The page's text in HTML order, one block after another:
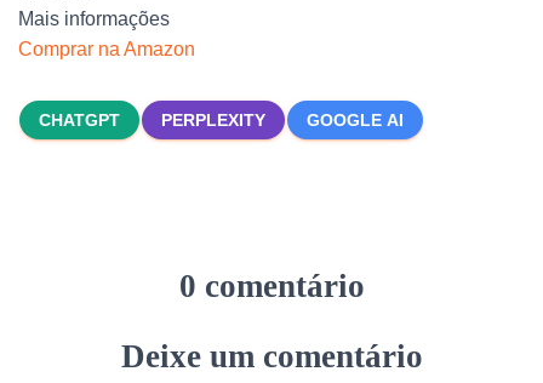
Mais informações
Comprar na Amazon
CHATGPT PERPLEXITY GOOGLE AI
0 comentário
Deixe um comentário